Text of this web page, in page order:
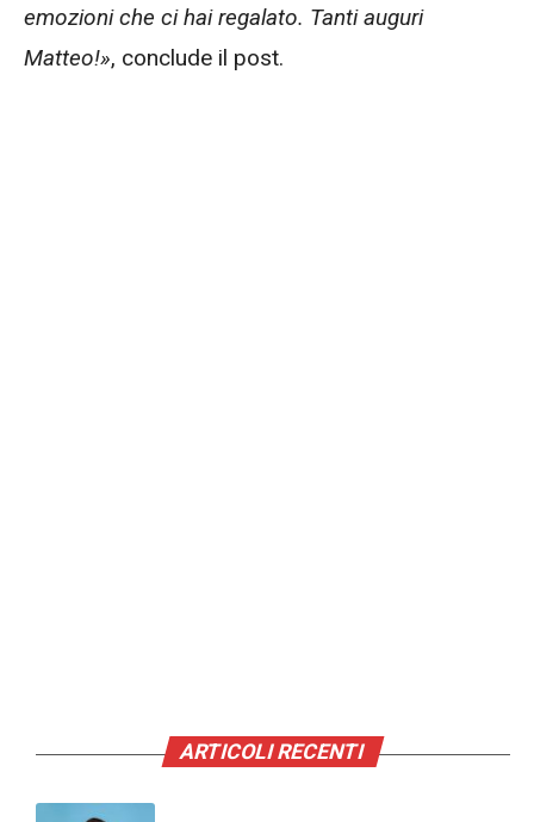
emozioni che ci hai regalato. Tanti auguri
Matteo!», conclude il post.
ARTICOLI RECENTI